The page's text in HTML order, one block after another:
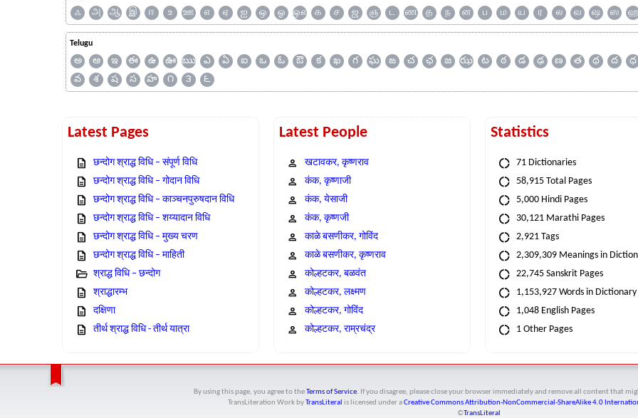
ஃ அ ஆ இ ஈ உ ஊ எ ஏ ஐ ஒ ஓ ஔ க ச ஜ ஞ ட ண த ந ன ப ம ய ர ல வ ஷ ஸ ஹ
Telugu
అ ఆ ఇ ఈ ఉ ఊ ఋ ఎ ఏ ఐ ఒ ఓ ఔ క ఖ గ ఘ ఙ చ ఛ జ ఝ ట ఠ డ ఢ ణ త థ ద ధ
వ
శ ష స హ ౧ ౩ ౬
Latest Pages
छन्दोग श्राद्ध विधि – संपूर्ण विधि
छन्दोग श्राद्ध विधि – गोदान विधि
छन्दोग श्राद्ध विधि – काञ्चनपुरुषदान विधि
छन्दोग श्राद्ध विधि – शय्यादान विधि
छन्दोग श्राद्ध विधि – मुख्य चरण
छन्दोग श्राद्ध विधि – माहिती
श्राद्ध विधि – छन्दोग
श्राद्धारम्भ
दक्षिणा
तीर्थ श्राद्ध विधि - तीर्थ यात्रा
Latest People
खटावकर, कृष्णराव
कंक, कृष्णाजी
कंक, येसाजी
कंक, कृष्णजी
काळे बसणीकर, गोविंद
काळे बसणीकर, कृष्णराव
कोल्हटकर, बळवंत
कोल्हटकर, लक्ष्मण
कोल्हटकर, गोविंद
कोल्हटकर, राम्रचंद्र
Statistics
71 Dictionaries
58,915 Total Pages
5,000 Hindi Pages
30,121 Marathi Pages
2,921 Tags
2,309,309 Meanings in
22,745 Sanskrit Pages
1,153,927 Words in Dictionary
1,048 English Pages
1 Other Pages
By using this page, you agree to theTerms of Service. If you disagree, please close your browser immediately and remove all content that
TransLiteration Work byTransLiteral is licensed under aCreative Commons Attribution-NonCommercial-ShareAlike 4.0
©TransLiteral